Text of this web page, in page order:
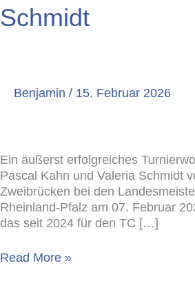
Schmidt
Benjamin / 15. Februar 2026
Ein äußerst erfolgreiches
Pascal Kahn und Valeria Schmidt
Zweibrücken bei den
Rheinland-Pfalz am 07. Februar
das seit 2024 für den TC […]
Valeria
Schmidt
Read More »